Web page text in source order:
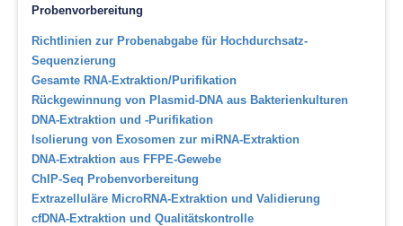
Probenvorbereitung
Richtlinien zur Probenabgabe für Hochdurchsatz-
Sequenzierung
Gesamte RNA-Extraktion/Purifikation
Rückgewinnung von Plasmid-DNA aus Bakterienkulturen
DNA-Extraktion und -Purifikation
Isolierung von Exosomen zur miRNA-Extraktion
DNA-Extraktion aus FFPE-Gewebe
ChIP-Seq Probenvorbereitung
Extrazelluläre MicroRNA-Extraktion und Validierung
cfDNA-Extraktion und Qualitätskontrolle